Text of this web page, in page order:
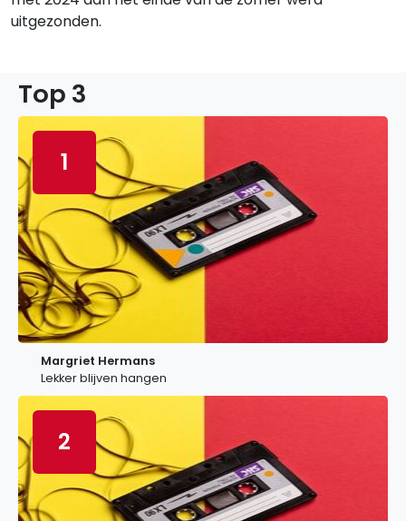
uitgezonden.
Top 3
1
Margriet Hermans
Lekker blijven hangen
2